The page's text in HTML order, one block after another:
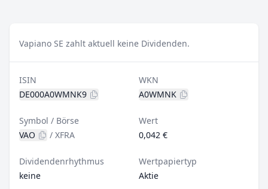
Vapiano SE zahlt aktuell keine Dividenden.
ISIN
DE000A0WMNK9
WKN
A0WMNK
Symbol / Börse
VAO
/ XFRA
Wert
0,042 €
Dividendenrhythmus
keine
Wertpapiertyp
Aktie